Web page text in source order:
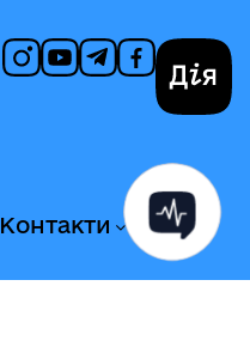
Контакти